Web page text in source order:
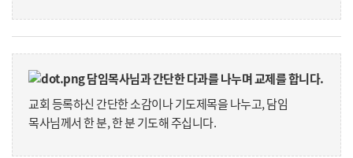
담임목사님과 간단한 다과를 나누며 교제를 합니다.
교회 등록하신 간단한 소감이나 기도제목을 나누고, 담임
목사님께서 한 분, 한 분 기도해 주십니다.